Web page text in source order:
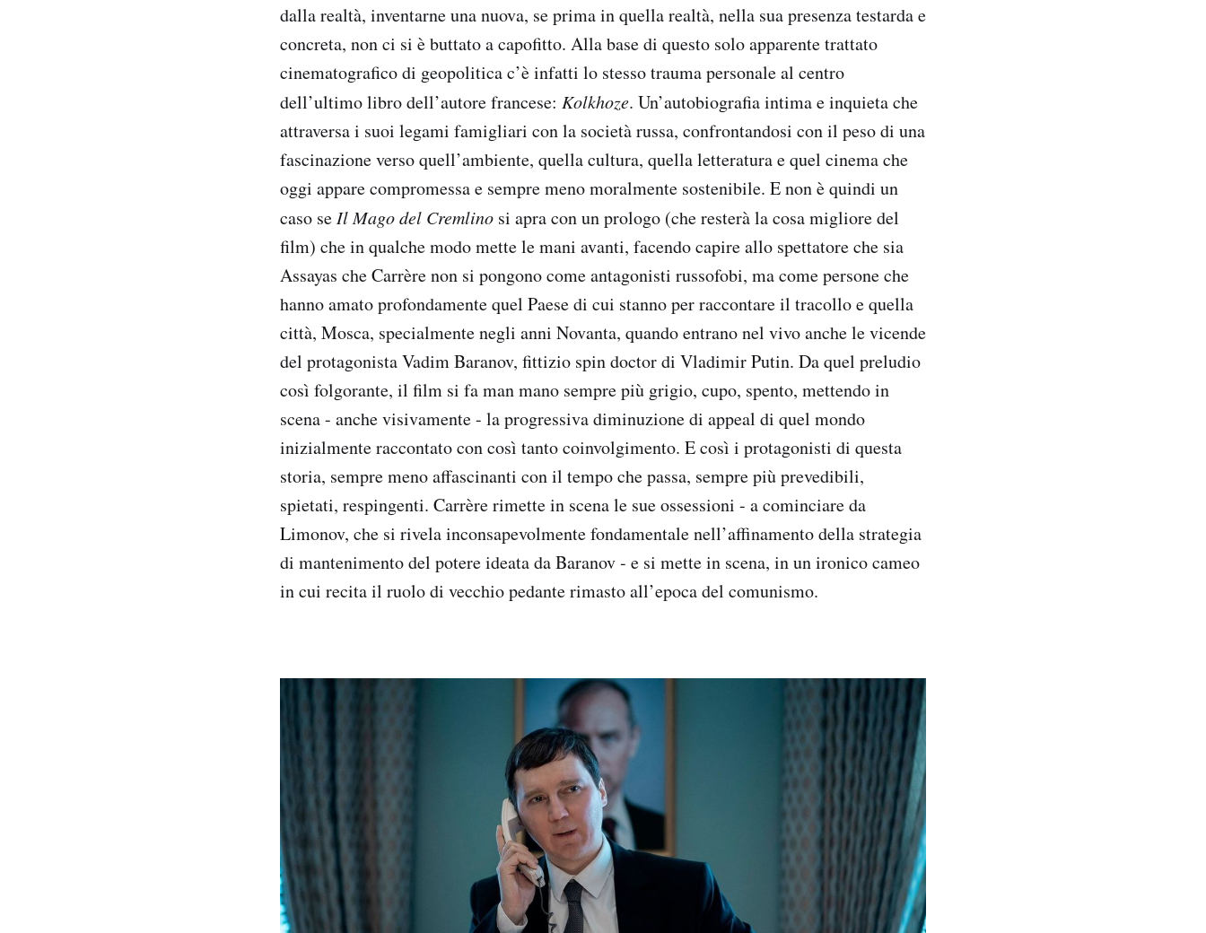
dalla realtà, inventarne una nuova, se prima in quella realtà, nella sua presenza testarda e
concreta, non ci si è buttato a capofitto. Alla base di questo solo apparente trattato
cinematografico di geopolitica c’è infatti lo stesso trauma personale al centro
dell’ultimo libro dell’autore francese: Kolkhoze. Un’autobiografia intima e inquieta che
attraversa i suoi legami famigliari con la società russa, confrontandosi con il peso di una
fascinazione verso quell’ambiente, quella cultura, quella letteratura e quel cinema che
oggi appare compromessa e sempre meno moralmente sostenibile. E non è quindi un
caso seIl Mago del Cremlino si apra con un prologo (che resterà la cosa migliore del
film) che in qualche modo mette le mani avanti, facendo capire allo spettatore che sia
Assayas che Carrère non si pongono come antagonisti russofobi, ma come persone che
hanno amato profondamente quel Paese di cui stanno per raccontare il tracollo e quella
città, Mosca, specialmente negli anni Novanta, quando entrano nel vivo anche le vicende
del protagonista Vadim Baranov, fittizio spin doctor di Vladimir Putin. Da quel preludio
così folgorante, il film si fa man mano sempre più grigio, cupo, spento, mettendo in
scena - anche visivamente - la progressiva diminuzione di appeal di quel mondo
inizialmente raccontato con così tanto coinvolgimento. E così i protagonisti di questa
storia, sempre meno affascinanti con il tempo che passa, sempre più prevedibili,
spietati, respingenti. Carrère rimette in scena le sue ossessioni - a cominciare da
Limonov, che si rivela inconsapevolmente fondamentale nell’affinamento della strategia
di mantenimento del potere ideata da Baranov - e si mette in scena, in un ironico cameo
in cui recita il ruolo di vecchio pedante rimasto all’epoca del comunismo.